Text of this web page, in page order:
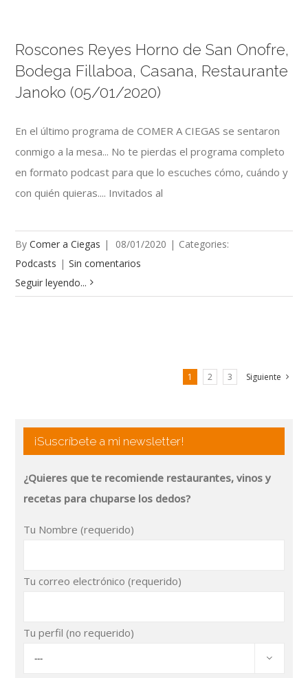
Roscones Reyes Horno de San Onofre,
Bodega Fillaboa, Casana, Restaurante
Janoko (05/01/2020)
En el último programa de COMER A CIEGAS se sentaron
conmigo a la mesa... No te pierdas el programa completo
en formato podcast para que lo escuches cómo, cuándo y
con quién quieras.... Invitados al
ByComer a Ciegas | 08/01/2020 | Categories:
Podcasts | Sin comentarios
Seguir leyendo...
1 2 3 Siguiente
¡Suscríbete a mi newsletter!
¿Quieres que te recomiende restaurantes, vinos y
recetas para chuparse los dedos?
Tu Nombre (requerido)
Tu correo electrónico (requerido)
Tu perfil (no requerido)
